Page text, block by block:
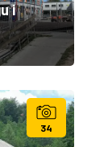
i
34